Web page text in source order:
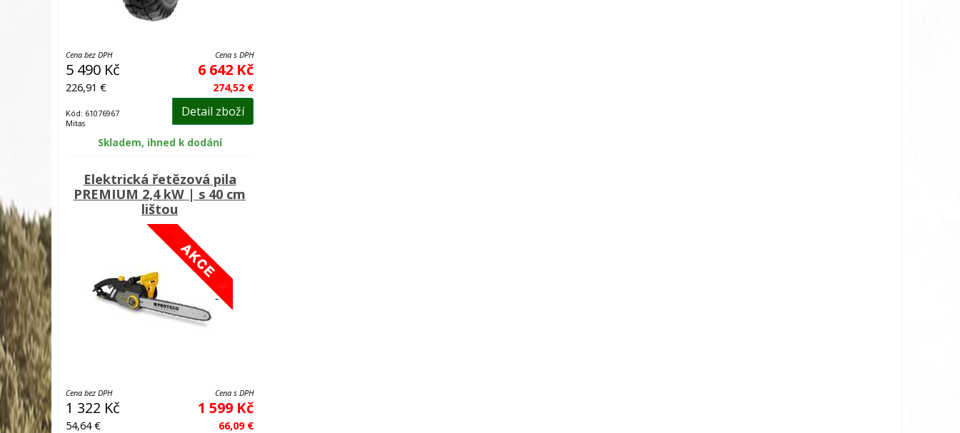
Cena bez DPH
5 490 Kč
226,91 €
Cena s DPH
6 642 Kč
274,52 €
Kód: 61076967
Mitas
Detail zboží
Skladem, ihned k dodání
Elektrická řetězová pila
PREMIUM 2,4 kW | s 40 cm
lištou
Cena bez DPH
1 322 Kč
54,64 €
Cena s DPH
1 599 Kč
66,09 €